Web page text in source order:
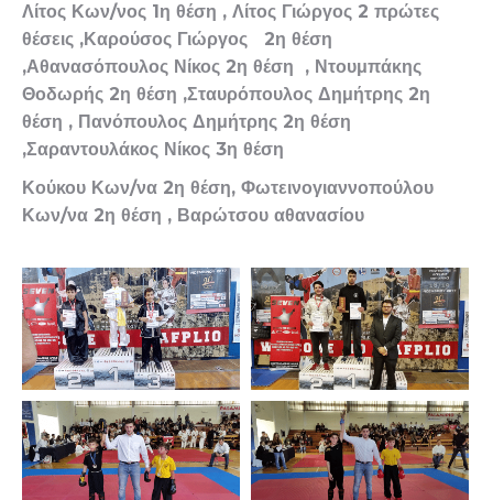
Λίτος Κων/νος 1η θέση , Λίτος Γιώργος 2 πρώτες
θέσεις ,Καρούσος Γιώργος 2η θέση
,Αθανασόπουλος Νίκος 2η θέση , Ντουμπάκης
Θοδωρής 2η θέση ,Σταυρόπουλος Δημήτρης 2η
θέση , Πανόπουλος Δημήτρης 2η θέση
,Σαραντουλάκος Νίκος 3η θέση
Κούκου Κων/να 2η θέση, Φωτεινογιαννοπούλου
Κων/να 2η θέση , Βαρώτσου αθανασίου